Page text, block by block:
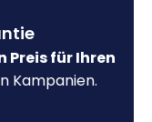
Preis für Ihren
Kampanien.